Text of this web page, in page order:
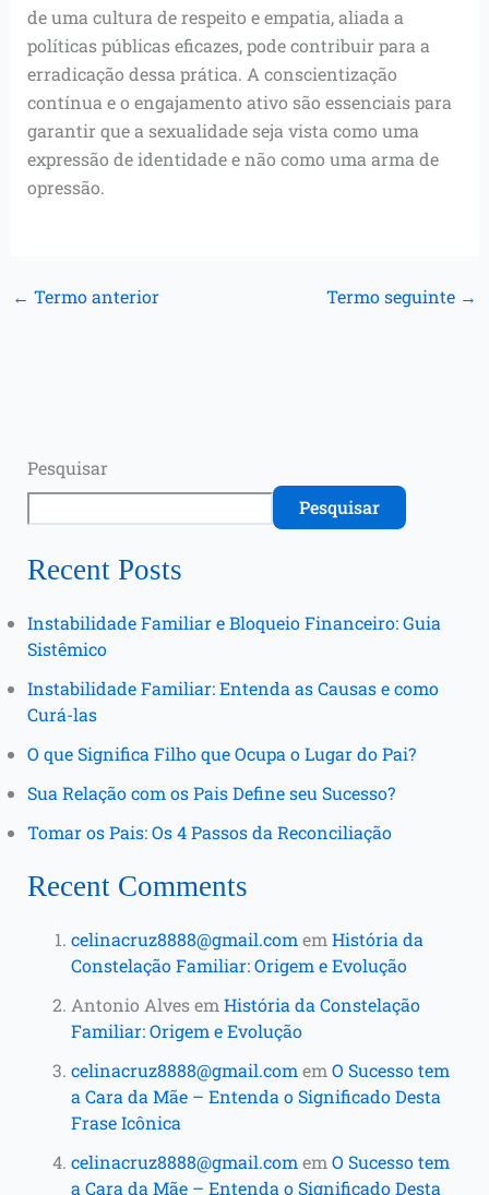
de uma cultura de respeito e empatia, aliada a
políticas públicas eficazes, pode contribuir para a
erradicação dessa prática. A conscientização
contínua e o engajamento ativo são essenciais para
garantir que a sexualidade seja vista como uma
expressão de identidade e não como uma arma de
opressão.
← Termo anterior Termo seguinte →
Pesquisar
Pesquisar
Recent Posts
Instabilidade Familiar e Bloqueio Financeiro: Guia
Sistêmico
Instabilidade Familiar: Entenda as Causas e como
Curá-las
O que Significa Filho que Ocupa o Lugar do Pai?
Sua Relação com os Pais Define seu Sucesso?
Tomar os Pais: Os 4 Passos da Reconciliação
Recent Comments
celinacruz8888@gmail.com em História da
Constelação Familiar: Origem e Evolução
Antonio Alvesem História da Constelação
Familiar: Origem e Evolução
celinacruz8888@gmail.com em O Sucesso tem
a Cara da Mãe – Entenda o Significado Desta
Frase Icônica
celinacruz8888@gmail.com em O Sucesso tem
a Cara da Mãe – Entenda o Significado Desta